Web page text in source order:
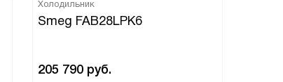
Холодильник
Smeg FAB28LPK6
205 790 руб.